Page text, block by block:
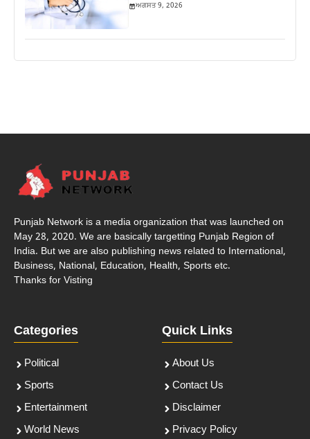
ਅਗਸਤ 9, 2026
Punjab Network is a media organization that was launched on
May 28, 2020. We are basically targetting Punjab Region of
India. But we are also publishing news related to International,
Business, National, Education, Health, Sports etc.
Thanks for Visting
Categories
Political
Sports
Entertainment
World News
Quick Links
About Us
Contact Us
Disclaimer
Privacy Policy